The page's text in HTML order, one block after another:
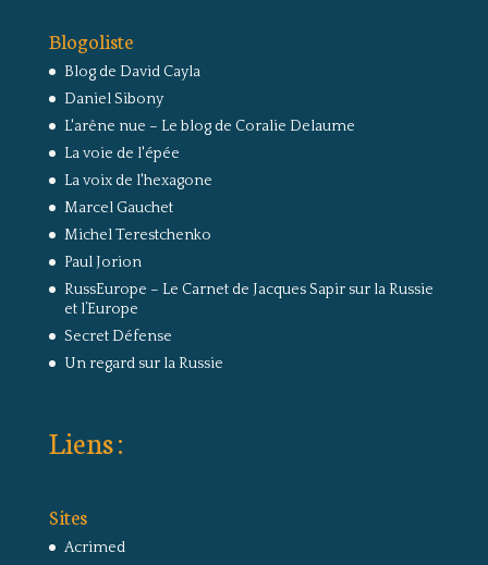
Blogoliste
Blog de David Cayla
Daniel Sibony
L'arêne nue – Le blog de Coralie Delaume
La voie de l'épée
La voix de l'hexagone
Marcel Gauchet
Michel Terestchenko
Paul Jorion
RussEurope – Le Carnet de Jacques Sapir sur la Russie
et l’Europe
Secret Défense
Un regard sur la Russie
Liens :
Sites
Acrimed